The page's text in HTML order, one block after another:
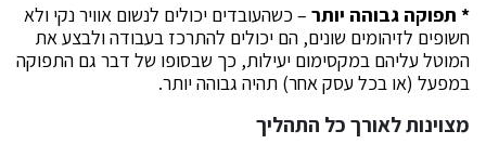
* תפוקה גבוהה יותר – כשהעובדים יכולים לנשום אוויר נקי ולא
חשופים לזיהומים שונים, הם יכולים להתרכז בעבודה ולבצע את
המוטל עליהם במקסימום יעילות, כך שבסופו של דבר גם התפוקה
במפעל (או בכל עסק אחר) תהיה גבוהה יותר.
מצוינות לאורך כל התהליך